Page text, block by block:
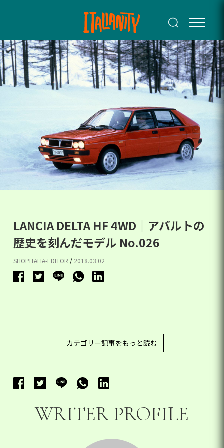
LANCIA DELTA HF 4WD｜アバルトの
歴史を刻んだモデル No.026
SHOPITALIA-EDITOR / 2018.03.02
カテゴリー記事をもっと読む
WRITER PROFILE